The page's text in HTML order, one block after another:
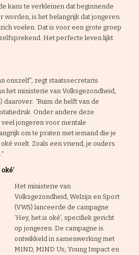
kans te verkleinen dat beginnende
worden, is het belangrijk dat jongeren
voelen. Dat is voor een grote groep
Het perfecte leven lijkt
onszelf”, zegt staatssecretaris
het ministerie van Volksgezondheid,
daarover. “Ruim de helft van de
Onder andere deze
jongeren voor mentale
om te praten met iemand die je
voelt. Zoals een vriend, je ouders
Het ministerie van
Volksgezondheid, Welzijn en Sport
(VWS) lanceerde de campagne
‘Hey, het is oké’, specifiek gericht
op jongeren. De campagne is
ontwikkeld in samenwerking met
MIND, MIND Us, Young Impact en